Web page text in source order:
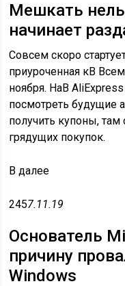
Мешкать
начинает
Совсем скоро
приуроченная кВ
ноября. НаВ
посмотреть будущие
получить купоны,
грядущих покупок.
Вдалее
2457.11.19
Основатель
причину
Windows